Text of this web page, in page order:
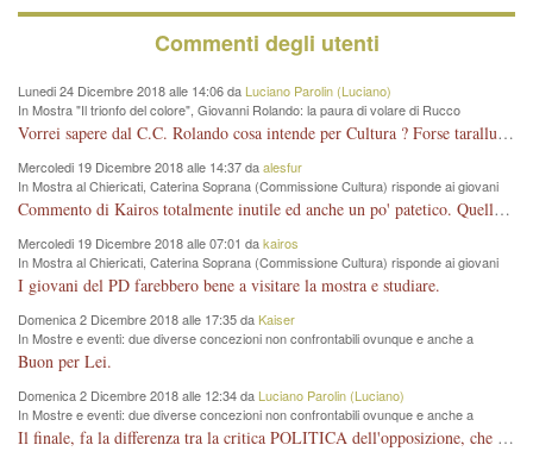
Commenti degli utenti
Lunedi 24 Dicembre 2018 alle 14:06 da Luciano Parolin (Luciano)
In Mostra "Il trionfo del colore", Giovanni Rolando: la paura di volare di Rucco
Vorrei sapere dal C.C. Rolando cosa intende per Cultura ? Forse tarallucci, vino e sagre, o spaghetti tricolori del PD ? Il continuo (s)parlare della mostra a Palazzo Chiericati caro consigliere DANNEGGIA FORTEMENTE l'immagine della città TUTTA e fa deviare i consensi che in RUSSIA (badi bene ex U.R.S.S.) sono ECCELLENTI. A livello artistico l'evento è di alta Valenza culturale, COMPITO di Tutta la Cittadinanza fare il possibile per propagandare l'iniziativa senza farne UN CASO PARTITICO come fa Lei da sempre. Meno Gazebo + Partecipazione! E così sia. Amen.
Mercoledi 19 Dicembre 2018 alle 14:37 daalesfur
In Mostra al Chiericati, Caterina Soprana (Commissione Cultura) risponde ai giovani
del Pd: "realizzata a costo zero per il Comune"
Commento di Kairos totalmente inutile ed anche un po' patetico. Quella che è completamente mancata è stata la promozione internazionale dell'evento effettuata da chi lo sa fare, l'amministrazione in questo è stata totalmente assente relegando al provincialismo una mostra che meritava ben altre platee ed i risultati sono sotto gli occhi di tutti. Su questo bisogna parlare, il fatto di averla organizzata al Chiericati certo non ha aiutato ma è un aspetto secondario rispetto a quello della promozione. In città con le mostre organizzate da Goldin - che certo ha fatto principalmente i suoi interessi, ma ne ha comunque beneficiato la città in immagine e commercio per il centro - arrivavano giornalmente pullman carichi di turisti. Dove sono i turisti ora?
Mercoledi 19 Dicembre 2018 alle 07:01 dakairos
In Mostra al Chiericati, Caterina Soprana (Commissione Cultura) risponde ai giovani
del Pd: "realizzata a costo zero per il Comune"
I giovani del PD farebbero bene a visitare la mostra e studiare.
Domenica 2 Dicembre 2018 alle 17:35 daKaiser
In Mostre e eventi: due diverse concezioni non confrontabili ovunque e anche a
Vicenza
Buon per Lei.
Domenica 2 Dicembre 2018 alle 12:34 da Luciano Parolin (Luciano)
In Mostre e eventi: due diverse concezioni non confrontabili ovunque e anche a
Vicenza
Il finale, fa la differenza tra la critica POLITICA dell'opposizione, che ha perso le elezioni ed è minoranza e non trova altri argomenti per politicizzare sul sito qua o là ? La critica d'arte invece è un'altra cosa che lascio agli altri. Per ora mi basta la lezione magistrale del prof. Giulianati.